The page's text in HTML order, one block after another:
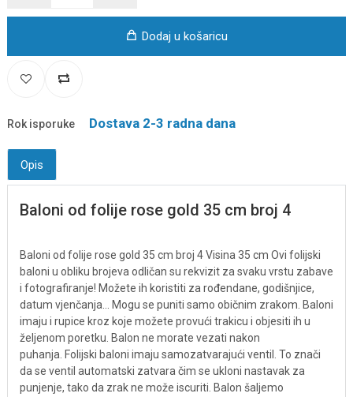
Dodaj u košaricu
Rok isporuke Dostava 2-3 radna dana
Opis
Baloni od folije rose gold 35 cm broj 4
Baloni od folije rose gold 35 cm broj 4 Visina 35 cm Ovi folijski
baloni u obliku brojeva odličan su rekvizit za svaku vrstu zabave
i fotografiranje! Možete ih koristiti za rođendane, godišnjice,
datum vjenčanja... Mogu se puniti samo običnim zrakom. Baloni
imaju i rupice kroz koje možete provući trakicu i objesiti ih u
željenom poretku. Balon ne morate vezati nakon
puhanja. Folijski baloni imaju samozatvarajući ventil. To znači
da se ventil automatski zatvara čim se ukloni nastavak za
punjenje, tako da zrak ne može iscuriti. Balon šaljemo